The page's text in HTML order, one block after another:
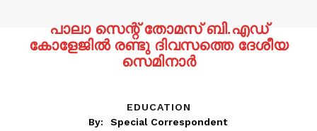
പാലാ സെന്റ് തോമസ് ബി.എഡ്
കോളേജിൽ രണ്ടു ദിവസത്തെ ദേശീയ
സെമിനാർ
EDUCATION
By:
Special Correspondent